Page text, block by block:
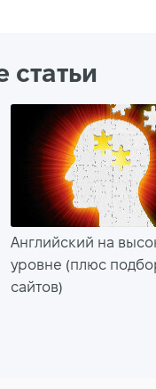
статьи
Английский на
уровне (плюс
сайтов)